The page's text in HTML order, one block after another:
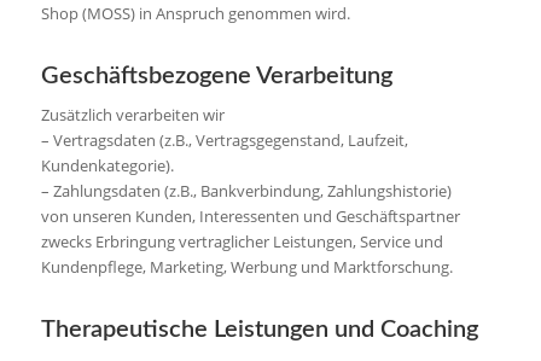
Shop (MOSS) in Anspruch genommen wird.
Geschäftsbezogene Verarbeitung
Zusätzlich verarbeiten wir
– Vertragsdaten (z.B., Vertragsgegenstand, Laufzeit,
Kundenkategorie).
– Zahlungsdaten (z.B., Bankverbindung, Zahlungshistorie)
von unseren Kunden, Interessenten und Geschäftspartner
zwecks Erbringung vertraglicher Leistungen, Service und
Kundenpflege, Marketing, Werbung und Marktforschung.
Therapeutische Leistungen und Coaching